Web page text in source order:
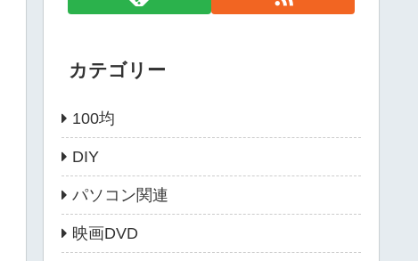
カテゴリー
100均
DIY
パソコン関連
映画DVD